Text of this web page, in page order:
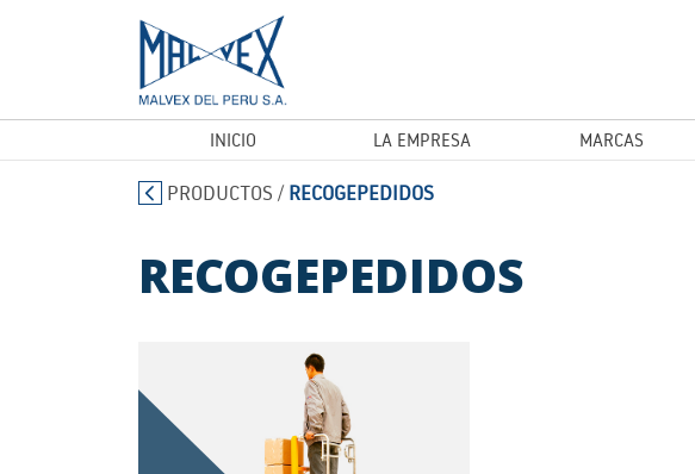
INICIO LA EMPRESA MARCAS
PRODUCTOS / RECOGEPEDIDOS
RECOGEPEDIDOS